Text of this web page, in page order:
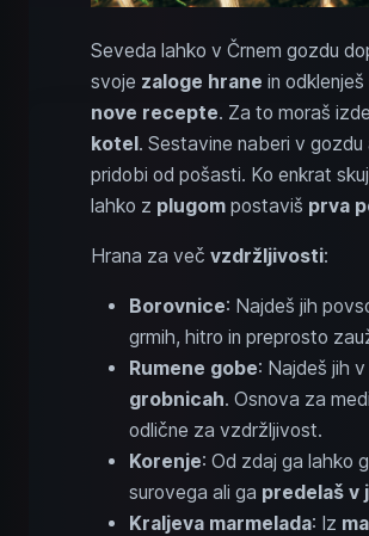
Seveda lahko v Črnem gozdu
svoje zaloge hrane in
nove recepte. Za to moraš
kotel. Sestavine naberi v gozdu
pridobi od pošasti. Ko enkrat
lahko z plugom postaviš prva
Hrana za več vzdržljivosti:
Borovnice: Najdeš jih
grmih, hitro in preprosto
Rumene gobe: Najdeš jih v
grobnicah. Osnova za
odlične za vzdržljivost.
Korenje: Od zdaj ga lahko
surovega ali ga predelaš v
Kraljeva marmelada: Iz